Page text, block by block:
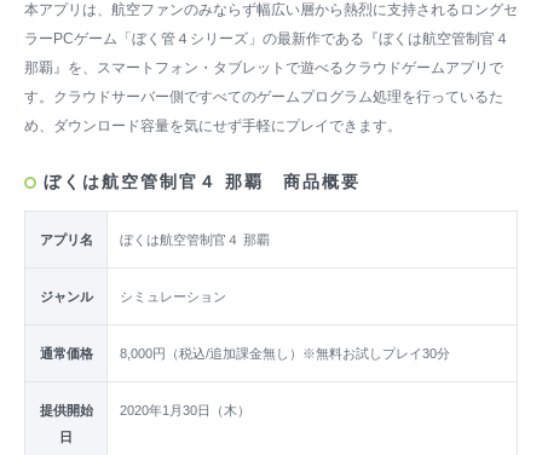
本アプリは、航空ファンのみならず幅広い層から熱烈に支持されるロングセ
ラーPCゲーム「ぼく管４シリーズ」の最新作である『ぼくは航空管制官４
那覇』を、スマートフォン・タブレットで遊べるクラウドゲームアプリで
す。クラウドサーバー側ですべてのゲームプログラム処理を行っているた
め、ダウンロード容量を気にせず手軽にプレイできます。
ぼくは航空管制官４ 那覇 商品概要
アプリ名 ぼくは航空管制官４ 那覇
ジャンル シミュレーション
通常価格 8,000円（税込/追加課金無し）※無料お試しプレイ30分
提供開始
日
2020年1月30日（木）